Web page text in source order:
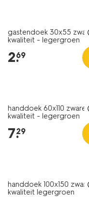
gastendoek 30x55
kwaliteit - legergroen
2.
69
handdoek 60x110 zware
kwaliteit - legergroen
7.
29
handdoek 100x150
kwaliteit legergroen